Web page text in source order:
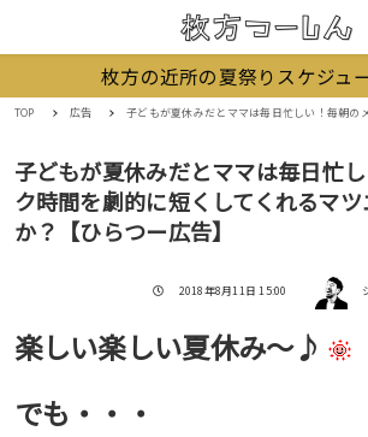
枚方の近所の夏祭りスケジュ
TOP 広告 子どもが夏休みだとママは毎日忙しい！毎朝のメイク時間を劇的に短くしてくれるマツ
子どもが夏休みだとママは毎日忙
ク時間を劇的に短くしてくれるマ
か？【ひらつー広告】
投稿日
2018年8月11日 15:00 著者
楽しい楽しい夏休み〜♪
でも・・・